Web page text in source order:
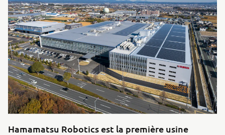
Hamamatsu Robotics est la première usine